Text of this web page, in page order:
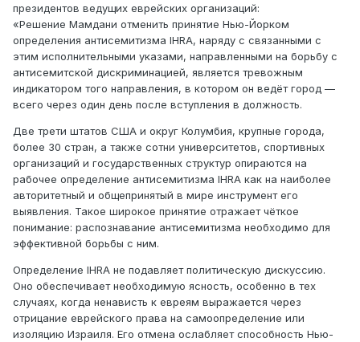
президентов ведущих еврейских организаций:
«Решение Мамдани отменить принятие Нью-Йорком
определения антисемитизма IHRA, наряду с связанными с
этим исполнительными указами, направленными на борьбу с
антисемитской дискриминацией, является тревожным
индикатором того направления, в котором он ведёт город —
всего через один день после вступления в должность.
Две трети штатов США и округ Колумбия, крупные города,
более 30 стран, а также сотни университетов, спортивных
организаций и государственных структур опираются на
рабочее определение антисемитизма IHRA как на наиболее
авторитетный и общепринятый в мире инструмент его
выявления. Такое широкое принятие отражает чёткое
понимание: распознавание антисемитизма необходимо для
эффективной борьбы с ним.
Определение IHRA не подавляет политическую дискуссию.
Оно обеспечивает необходимую ясность, особенно в тех
случаях, когда ненависть к евреям выражается через
отрицание еврейского права на самоопределение или
изоляцию Израиля. Его отмена ослабляет способность Нью-